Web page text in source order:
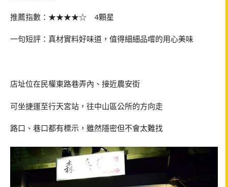
推薦指數：★★★★☆ 4顆星
一句短評：真材實料好味道，值得細細品嚐的用心美味
店址位在民權東路巷弄內、接近農安街
可坐捷運至行天宮站，往中山區公所的方向走
路口、巷口都有標示，雖然隱密但不會太難找